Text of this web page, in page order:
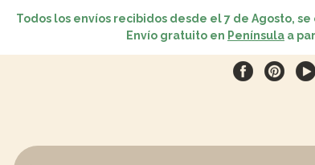
Todos los envíos recibidos desde el 7 de Agosto,
Envío gratuito en Península a